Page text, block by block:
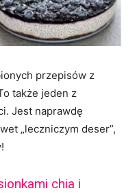
przepisów z
także jeden z
Jest naprawdę
„leczniczym deser”,
chia i